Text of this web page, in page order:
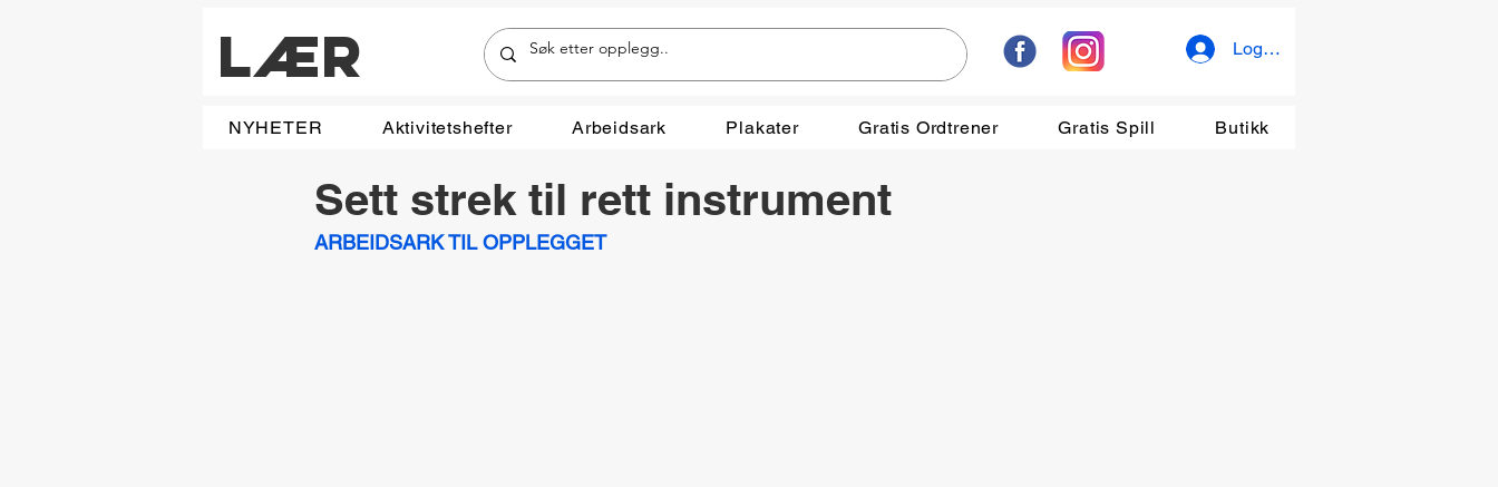
LÆR Logg inn
NYHETER Aktivitetshefter Arbeidsark Plakater Gratis Ordtrener Gratis Spill Butikk
Sett strek til rett instrument
ARBEIDSARK TIL OPPLEGGET